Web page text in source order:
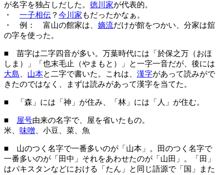
が名字を独占しだした。 徳川家が代表的。
・ 一子相伝 ？ 今川家 もだったかなぁ。
・ 例： 富山の館家は、 嫡流だけが館をつかい、分家は舘
の字を使った。
■ 苗字は二字四音が多い。万葉時代には「於保之万（おほ
しま）」「也末毛止（やまもと）」と一字一音だが、後には
大島
山本と二字で書いた。これは、 漢字があって読みがで
きたのではなく、まずは読みがあって漢字を当てた。
■ 「森」には「神」が住み、「林」には「人」が住む。
■ 屋号由来の名字で、屋を省いたもの。
米、 味噌 、小豆、菜、魚
■ 山のつく名字で一番多いのが「山本」。田のつく名字で
一番多いのが「田中」それをあわせたのが「山田」。「田」
はパキスタンなどにおける「たん」と同じ語源で「国」また